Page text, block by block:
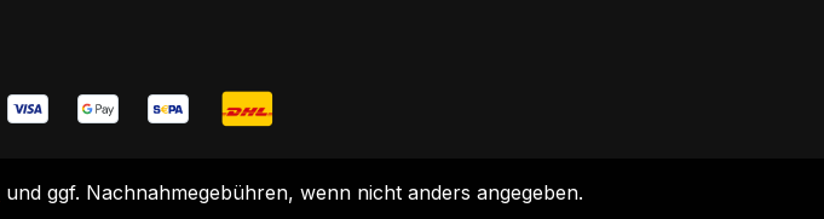
und ggf. Nachnahmegebühren, wenn nicht anders angegeben.